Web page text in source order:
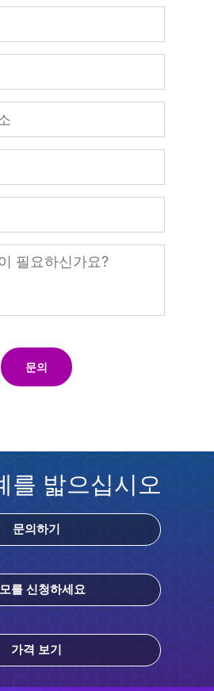
문의
를 밟으십시오
문의하기
를 신청하세요
가격 보기